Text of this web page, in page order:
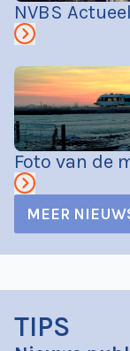
NVBS
Foto van de
MEER
TIPS